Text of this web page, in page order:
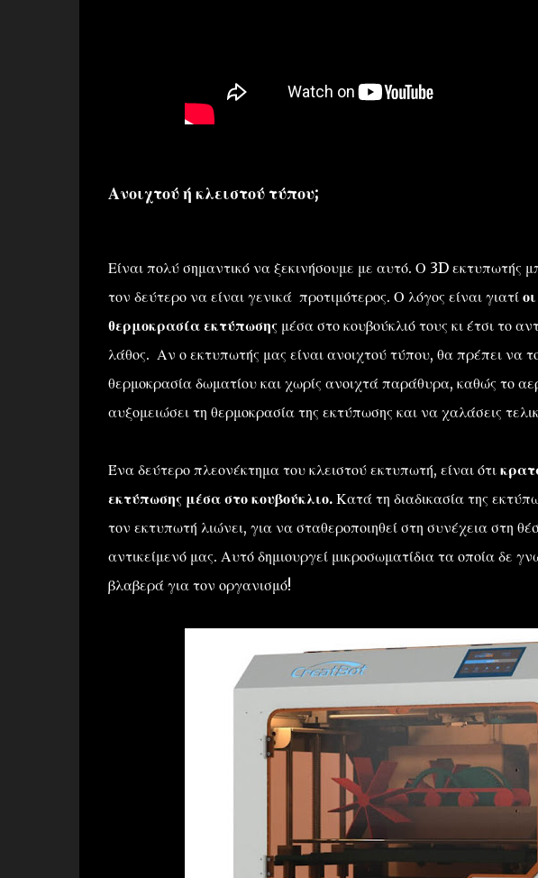
Ανοιχτού ή κλειστού τύπου;
Είναι πολύ σημαντικό να ξεκινήσουμε με αυτό. Ο 3D εκτυπωτής
τον δεύτερο να είναι γενικά προτιμότερος. Ο λόγος είναι γιατί
θερμοκρασία εκτύπωσης μέσα στο κουβούκλιό τους κι έτσι το
λάθος. Αν ο εκτυπωτής μας είναι ανοιχτού τύπου, θα πρέπει να
θερμοκρασία δωματίου και χωρίς ανοιχτά παράθυρα, καθώς το
αυξομειώσει τη θερμοκρασία της εκτύπωσης και να χαλάσεις
Ένα δεύτερο πλεονέκτημα του κλειστού εκτυπωτή, είναι ότι
εκτύπωσης μέσα στο κουβούκλιο.Κατά τη διαδικασία της
τον εκτυπωτή λιώνει, για να σταθεροποιηθεί στη συνέχεια στη
αντικείμενό μας. Αυτό δημιουργεί μικροσωματίδια τα οποία δε
βλαβερά για τον οργανισμό!